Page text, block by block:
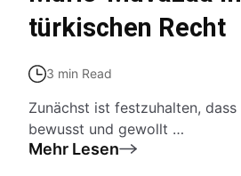
türkischen Recht
3 min Read
Zunächst ist festzuhalten,
bewusst und gewollt …
Mehr Lesen